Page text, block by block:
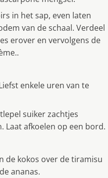
in het sap, even laten
van de schaal. Verdeel
erover en vervolgens de
enkele uren van te
suiker zachtjes
Laat afkoelen op een bord.
de kokos over de tiramisu
ananas.